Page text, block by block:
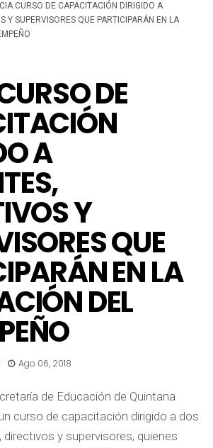
CURSO DE CAPACITACIÓN DIRIGIDO A
Y SUPERVISORES QUE PARTICIPARÁN EN LA
DE
A
Y
QUE
EN LA
DEL
Ago 06, 2018
de Educación de Quintana
curso de capacitación dirigido a dos
y supervisores, quienes